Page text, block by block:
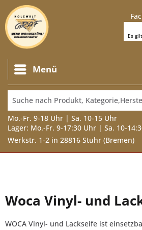
Menü
Mo.-Fr. 9-18 Uhr | Sa. 10-15 Uhr
Lager: Mo.-Fr. 9-17:30 Uhr | Sa. 10-
Werkstr. 1-2 in 28816 Stuhr (Bremen)
Woca Vinyl- und
WOCA Vinyl- und Lackseife ist
Es